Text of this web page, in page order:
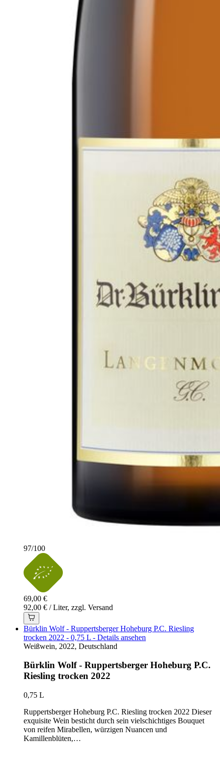
97/100
69,00 €
92,00 € / Liter, zzgl. Versand
Bürklin Wolf - Ruppertsberger Hoheburg P.C. Riesling
trocken 2022 - 0,75 L - Details ansehen
Weißwein, 2022, Deutschland
Bürklin Wolf - Ruppertsberger Hoheburg P.C.
Riesling trocken 2022
0,75 L
Ruppertsberger Hoheburg P.C. Riesling trocken 2022 Dieser
exquisite Wein besticht durch sein vielschichtiges Bouquet
von reifen Mirabellen, würzigen Nuancen und
Kamillenblüten,…